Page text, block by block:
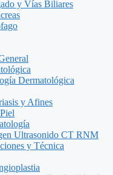
y Vías Biliares
Dermatológica
y Afines
Ultrasonido CT RNM
y Técnica